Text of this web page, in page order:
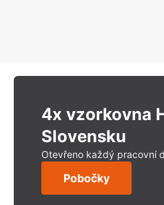
4x vzorkovna
Slovensku
Otevřeno každý pracovní
Pobočky